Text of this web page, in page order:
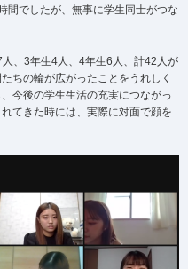
間でしたが、無事に学生同士がつな
、3年生4人、4年生6人、計42人が
ちの輪が広がったことをうれしく
今後の学生生活の充実につながっ
てきた時には、実際に対面で顔を